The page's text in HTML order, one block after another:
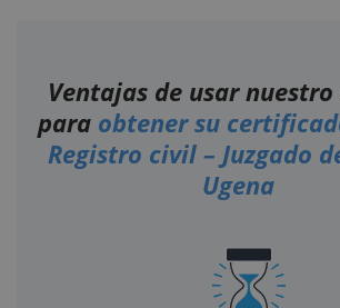
Ventajas de usar
para obtener su
Registro civil – Juzgado
Ugena